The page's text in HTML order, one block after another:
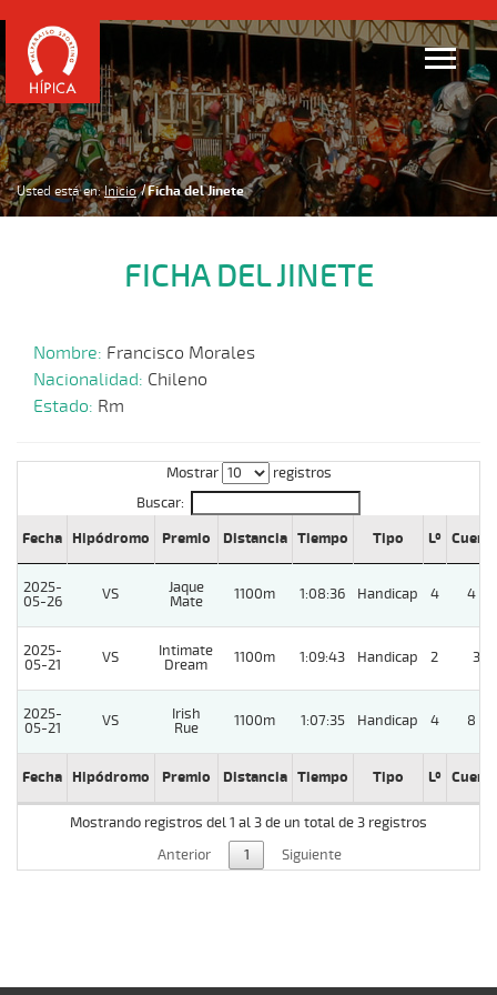
Usted está en: Inicio Ficha del Jinete
FICHA DEL JINETE
Nombre: Francisco Morales
Nacionalidad: Chileno
Estado: Rm
Mostrar
registros
Buscar:
Fecha
Hipódromo Premio Distancia Tiempo Tipo Lº
2025-
05-26
VS
Jaque
Mate
1100m 1:08:36 Handicap 4 4 1/
2025-
05-21
VS
Intimate
Dream
1100m 1:09:43 Handicap 2 3/4
2025-
05-21
VS
Irish
Rue
1100m 1:07:35 Handicap 4 8 1/
Fecha Hipódromo Premio Distancia Tiempo Tipo Lº
Mostrando registros del 1 al 3 de un total de 3 registros
Anterior
1 Siguiente